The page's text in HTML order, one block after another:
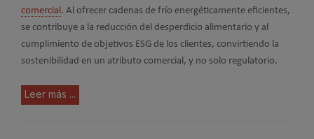
comercial . Al ofrecer cadenas de frío energéticamente eficientes,
se contribuye a la reducción del desperdicio alimentario y al
cumplimiento de objetivos ESG de los clientes, convirtiendo la
sostenibilidad en un atributo comercial, y no solo regulatorio.
Leer más ...